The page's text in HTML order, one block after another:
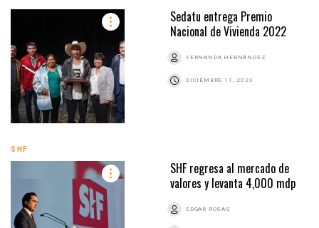
Sedatu entrega Premio
Nacional de Vivienda 2022
FERNANDA HERNÁNDEZ
DICIEMBRE 11, 2023
SHF
SHF regresa al mercado de
valores y levanta 4,000 mdp
EDGAR ROSAS